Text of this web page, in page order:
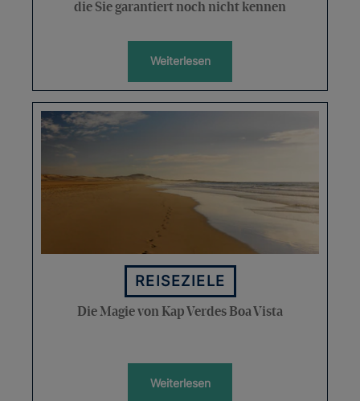
die Sie garantiert noch nicht kennen
Weiterlesen
REISEZIELE
Die Magie von Kap Verdes Boa Vista
Weiterlesen